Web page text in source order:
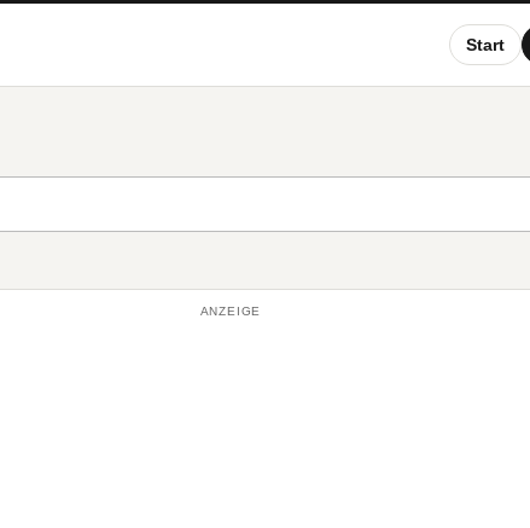
Start
ANZEIGE